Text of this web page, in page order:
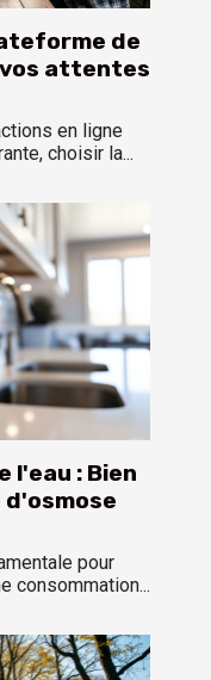
de
attentes
en ligne
choisir la...
l'eau : Bien
pour
consommation...